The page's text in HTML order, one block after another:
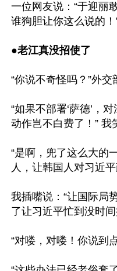
一位网友说：“于迎丽
谁狗胆让你这么说的！
●老江真没招使了
“你说不奇怪吗？”外交
“如果不部署‘萨德’，
动作岂不白费了！” 我
“是啊，兜了这么大的
人，让韩国人对习近
我插嘴说：“让国际局
了让习近平忙到没时
“对喽，对喽！你说到